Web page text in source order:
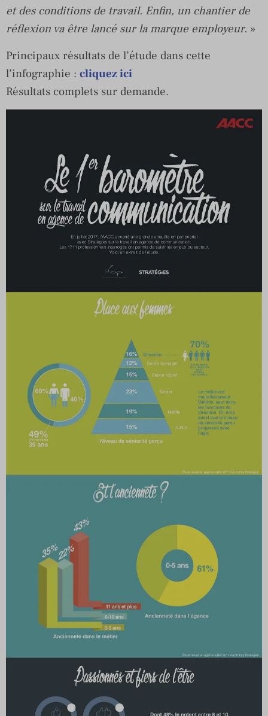
et des conditions de travail. Enfin, un chantier de
réflexion va être lancé sur la marque employeur. »
Principaux résultats de l’étude dans cette
l’infographie : cliquez ici
Résultats complets sur demande.